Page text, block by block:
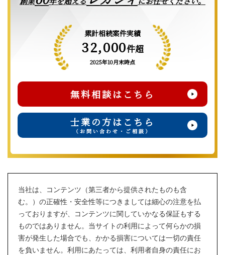
累計相続案件実績
32,000件超
2025年10月末時点
無料相談はこちら
士業の方はこちら
（お問い合わせ・ご相談）
当社は、コンテンツ（第三者から提供されたものも含
む。）の正確性・安全性等につきましては細心の注意を払
っておりますが、コンテンツに関していかなる保証もする
ものではありません。当サイトの利用によって何らかの損
害が発生した場合でも、かかる損害については一切の責任
を負いません。利用にあたっては、利用者自身の責任にお